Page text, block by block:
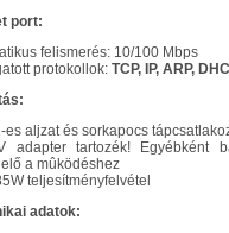
port:
felismerés: 10/100 Mbps
protokollok: TCP, IP, ARP,
es aljzat és sorkapocs
adapter tartozék! Egyébként
a mûködéshez
teljesítményfelvétel
adatok: